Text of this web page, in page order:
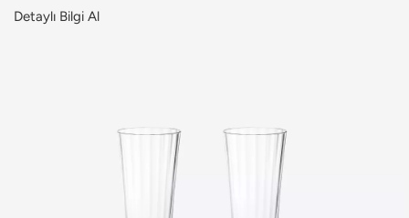
Detaylı Bilgi Al